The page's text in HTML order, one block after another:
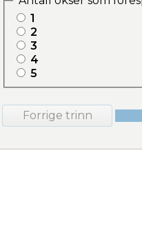
1
2
3
4
5
Forrige trinn